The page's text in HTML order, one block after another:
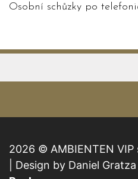
Osobní schůzky po
2026 © AMBIENTEN
| Design by Daniel